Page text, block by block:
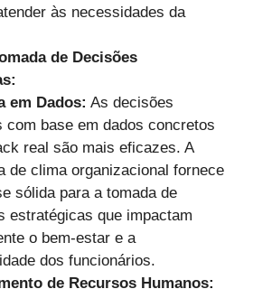
às necessidades da
de Decisões
em Dados: As decisões
com base em dados concretos
real são mais eficazes. A
de clima organizacional fornece
sólida para a tomada de
estratégicas que impactam
o bem-estar e a
dos funcionários.
de Recursos Humanos: